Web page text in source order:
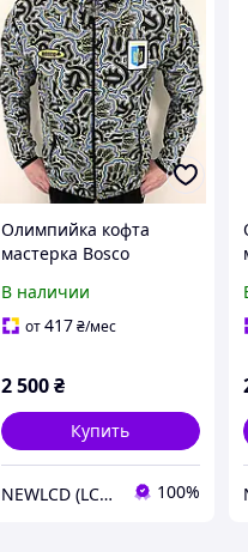
Олимпийка кофта
мастерка Bosco
классик 2026/27 /
классик
В наличии
от417₴/мес
2 500₴
Купить
NEWLCD (LCD Экраны) Официальный сайт компании 100%